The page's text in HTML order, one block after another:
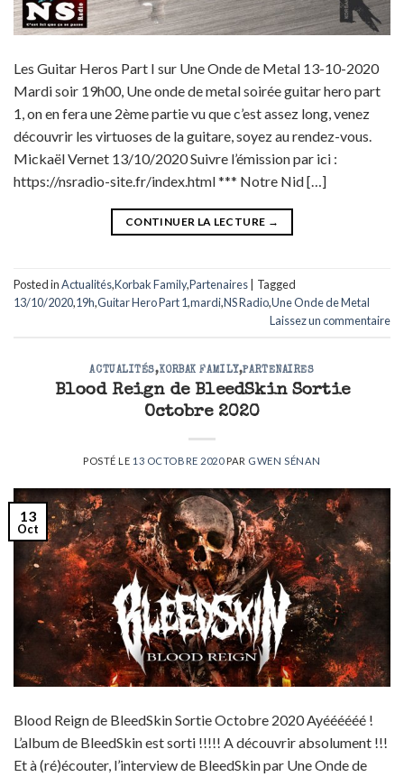
Les Guitar Heros Part I sur Une Onde de Metal 13-10-2020
Mardi soir 19h00, Une onde de metal soirée guitar hero part
1, on en fera une 2ème partie vu que c’est assez long, venez
découvrir les virtuoses de la guitare, soyez au rendez-vous.
Mickaël Vernet 13/10/2020 Suivre l’émission par ici :
https://nsradio-site.fr/index.html *** Notre Nid […]
CONTINUER LA LECTURE →
Posted inActualités,Korbak Family,Partenaires
Tagged
13/10/2020,19h,Guitar Hero Part 1,mardi,NS Radio,Une Onde de Metal
Laissez un commentaire
ACTUALITÉS,KORBAK FAMILY,PARTENAIRES
Blood Reign de BleedSkin Sortie
Octobre 2020
POSTÉ LE 13 OCTOBRE 2020PAR GWEN SÉNAN
13
Oct
Blood Reign de BleedSkin Sortie Octobre 2020 Ayéééééé !
L’album de BleedSkin est sorti !!!!! A découvrir absolument !!!
Et à (ré)écouter, l’interview de BleedSkin par Une Onde de